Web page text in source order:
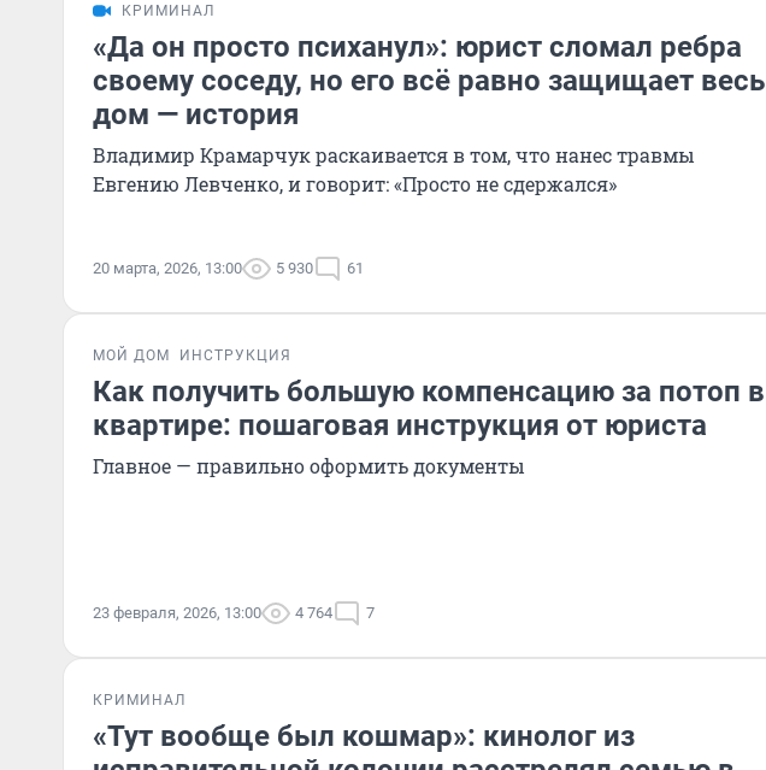
КРИМИНАЛ
«Да он просто психанул»: юрист сломал ребра
своему соседу, но его всё равно защищает весь
дом — история
Владимир Крамарчук раскаивается в том, что нанес травмы
Евгению Левченко, и говорит: «Просто не сдержался»
20 марта, 2026, 13:00 5 930 61
МОЙ ДОМ ИНСТРУКЦИЯ
Как получить большую компенсацию за потоп в
квартире: пошаговая инструкция от юриста
Главное — правильно оформить документы
23 февраля, 2026, 13:00 4 764 7
КРИМИНАЛ
«Тут вообще был кошмар»: кинолог из